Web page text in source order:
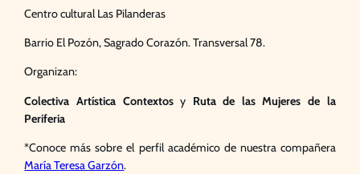
Centro cultural Las Pilanderas
Barrio El Pozón, Sagrado Corazón. Transversal 78.
Organizan:
Colectiva Artística Contextosy Ruta de las Mujeres de la
Periferia
*Conoce más sobre el perfil académico de nuestra compañera
María Teresa Garzón.